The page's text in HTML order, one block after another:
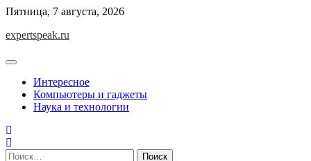
Skip
content
Пятница, 7 августа, 2026
expertspeak.ru
Интересное
Компьютеры и гаджеты
Наука и технологии
Найти: